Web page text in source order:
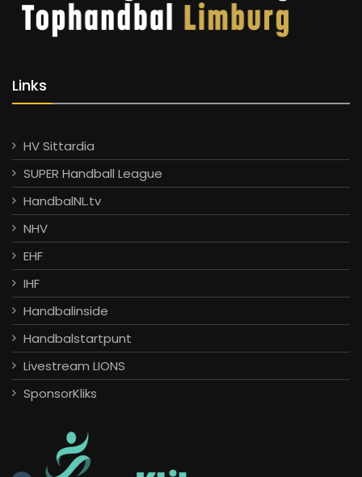
Links
HV Sittardia
SUPER Handball League
HandbalNL.tv
NHV
EHF
IHF
Handbalinside
Handbalstartpunt
Livestream LIONS
SponsorKliks